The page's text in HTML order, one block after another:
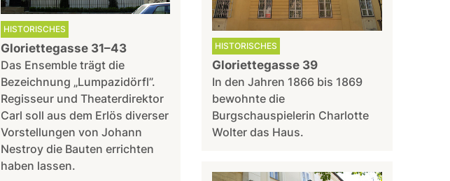
HISTORISCHES
Gloriettegasse 31–43
Das Ensemble trägt die
Bezeichnung „Lumpazidörfl”.
Regisseur und Theaterdirektor
Carl soll aus dem Erlös diverser
Vorstellungen von Johann
Nestroy die Bauten errichten
haben lassen.
HISTORISCHES
Gloriettegasse 39
In den Jahren 1866 bis 1869
bewohnte die
Burgschauspielerin Charlotte
Wolter das Haus.